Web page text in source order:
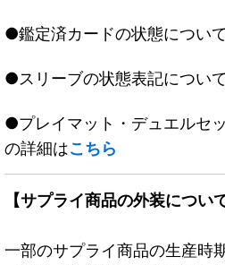
●鑑定済カードの状態につい
●スリーブの状態表記につい
●プレイマット・デュエルセ
の詳細はこちら
【サプライ商品の外装について
一部のサプライ商品の生産時